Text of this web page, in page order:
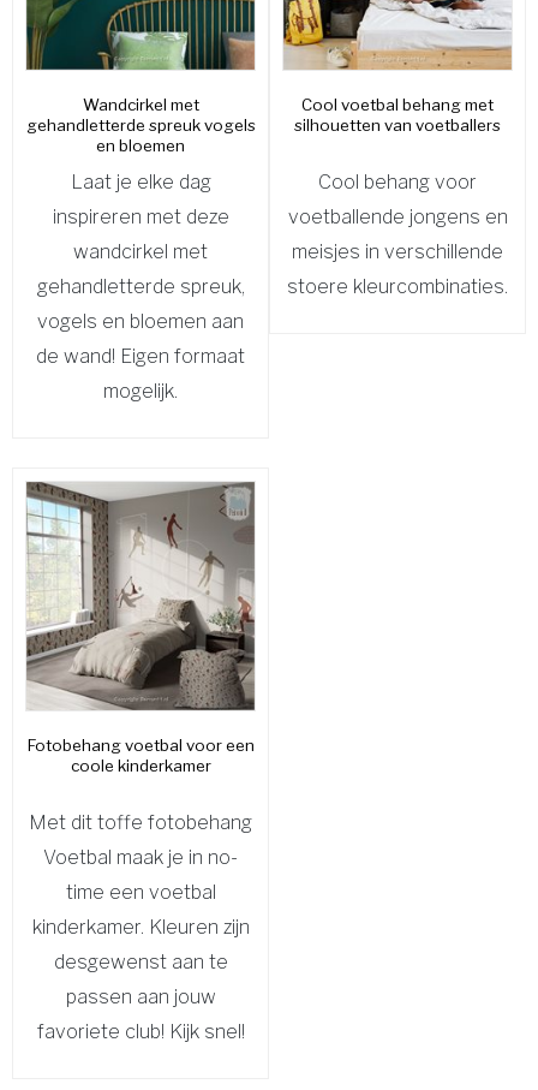
Wandcirkel met
gehandletterde spreuk vogels
en bloemen
Laat je elke dag
inspireren met deze
wandcirkel met
gehandletterde spreuk,
vogels en bloemen aan
de wand! Eigen formaat
mogelijk.
Cool voetbal behang met
silhouetten van voetballers
Cool behang voor
voetballende jongens en
meisjes in verschillende
stoere kleurcombinaties.
Fotobehang voetbal voor een
coole kinderkamer
Met dit toffe fotobehang
Voetbal maak je in no-
time een voetbal
kinderkamer. Kleuren zijn
desgewenst aan te
passen aan jouw
favoriete club! Kijk snel!